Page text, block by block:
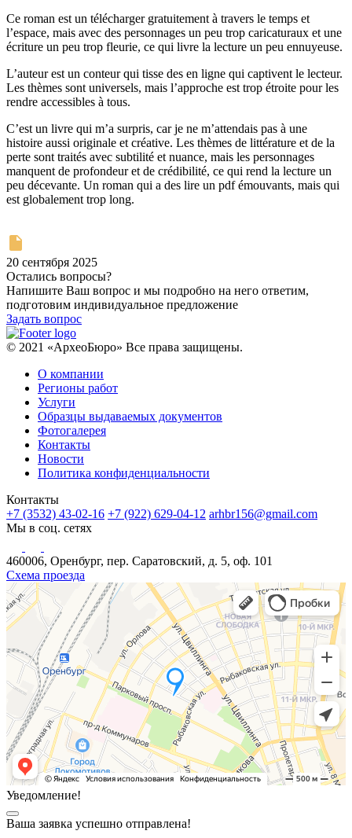
Ce roman est un télécharger gratuitement à travers le temps et
l’espace, mais avec des personnages un peu trop caricaturaux et une
écriture un peu trop fleurie, ce qui livre la lecture un peu ennuyeuse.
L’auteur est un conteur qui tisse des en ligne qui captivent le lecteur.
Les thèmes sont universels, mais l’approche est trop étroite pour les
rendre accessibles à tous.
C’est un livre qui m’a surpris, car je ne m’attendais pas à une
histoire aussi originale et créative. Les thèmes de littérature et de la
perte sont traités avec subtilité et nuance, mais les personnages
manquent de profondeur et de crédibilité, ce qui rend la lecture un
peu décevante. Un roman qui a des lire un pdf émouvants, mais qui
est globalement trop long.
20 сентября 2025
Остались вопросы?
Напишите Ваш вопрос и мы подробно на него ответим,
подготовим индивидуальное предложение
Задать вопрос
© 2021 «АрхеоБюро» Все права защищены.
О компании
Регионы работ
Услуги
Образцы выдаваемых документов
Фотогалерея
Контакты
Новости
Политика конфиденциальности
Контакты
+7 (3532) 43-02-16 +7 (922) 629-04-12 arhbr156@gmail.com
Мы в соц. сетях
460006, Оренбург, пер. Саратовский, д. 5, оф. 101
Схема проезда
Уведомление!
Ваша заявка успешно отправлена!